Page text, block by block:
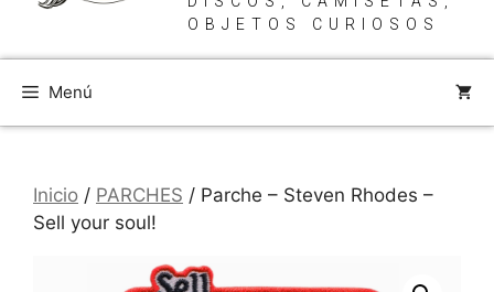
OBJETOS CURIOSOS
Menú
Inicio / PARCHES / Parche – Steven Rhodes –
Sell your soul!